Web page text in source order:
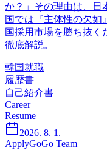
か？」その理由は、日
国では『主体性の欠如
国採用市場を勝ち抜く
徹底解説。
韓国就職
履歴書
自己紹介書
Career
Resume
2026. 8. 1.
ApplyGoGo Team